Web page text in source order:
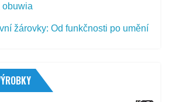
obuwia
žárovky: Od funkčnosti po umění